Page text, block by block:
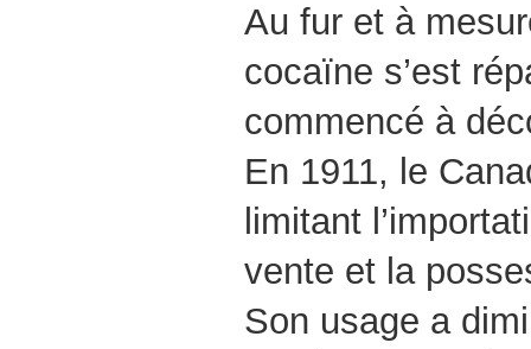
Au fur et à
cocaïne s’est
commencé à
En 1911, le
limitant
vente et la
Son usage a